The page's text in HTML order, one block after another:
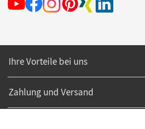
Ihre Vorteile bei uns
Zahlung und Versand